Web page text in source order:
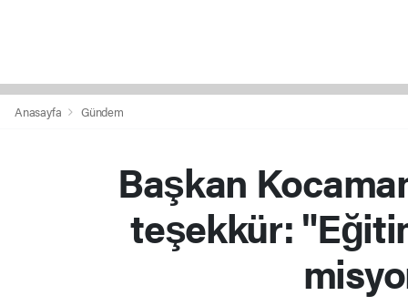
Anasayfa Gündem
Başkan
teşekkür: